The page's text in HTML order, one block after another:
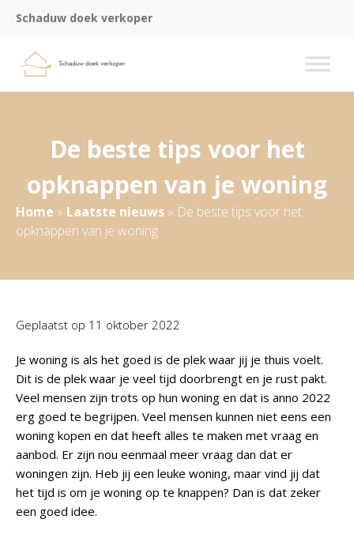
Schaduw doek verkoper
De beste tips voor het
opknappen van je woning
Home » Laatste nieuws » De beste tips voor het
opknappen van je woning
Geplaatst op 11 oktober 2022
Je woning is als het goed is de plek waar jij je thuis voelt.
Dit is de plek waar je veel tijd doorbrengt en je rust pakt.
Veel mensen zijn trots op hun woning en dat is anno 2022
erg goed te begrijpen. Veel mensen kunnen niet eens een
woning kopen en dat heeft alles te maken met vraag en
aanbod. Er zijn nou eenmaal meer vraag dan dat er
woningen zijn. Heb jij een leuke woning, maar vind jij dat
het tijd is om je woning op te knappen? Dan is dat zeker
een goed idee.